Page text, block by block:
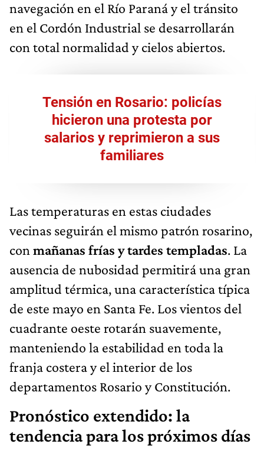
navegación en el Río Paraná y el tránsito
en el Cordón Industrial se desarrollarán
con total normalidad y cielos abiertos.
Tensión en Rosario: policías
hicieron una protesta por
salarios y reprimieron a sus
familiares
Las temperaturas en estas ciudades
vecinas seguirán el mismo patrón rosarino,
con mañanas frías y tardes templadas. La
ausencia de nubosidad permitirá una gran
amplitud térmica, una característica típica
de este mayo en Santa Fe. Los vientos del
cuadrante oeste rotarán suavemente,
manteniendo la estabilidad en toda la
franja costera y el interior de los
departamentos Rosario y Constitución.
Pronóstico extendido: la
tendencia para los próximos días